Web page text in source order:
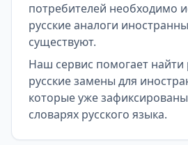
потребителей необходимо
русские аналоги
существуют.
Наш сервис помогает
русские замены для
которые уже
словарях русского языка.